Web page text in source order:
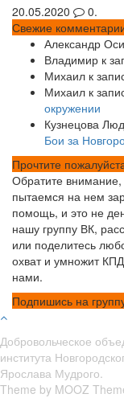
20.05.2020
0.
Свежие
Александр
Владимир к
Михаил к
Михаил к
окружении
Кузнецова
Бои за
Прочтите
Обратите
пытаемся на нем
помощь, и это не
нашу группу ВК,
или поделитесь
охват и умножит
нами.
Подпишись на
Добровольческое
института
Ярослава Мудрого.
Theme by MOOZ